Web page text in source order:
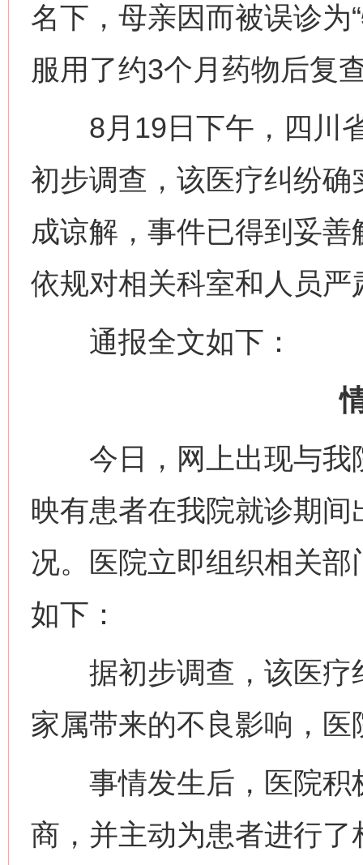
名下，母亲因而被误诊为
服用了约3个月药物后复
8月19日下午，四川省
初步调查，该医疗纠纷
成谅解，事件已得到妥
依规对相关科室和人员
通报全文如下：
今日，网上出现与我
映有患者在我院就诊期
况。医院立即组织相关
如下：
据初步调查，该医疗
家属带来的不良影响，
事情发生后，医院积
商，并主动为患者进行